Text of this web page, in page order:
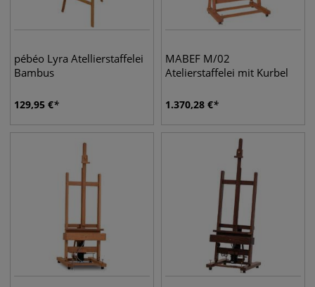
pébéo Lyra Atellierstaffelei
Bambus
129,95 €
MABEF M/02
Atelierstaffelei mit Kurbel
1.370,28 €